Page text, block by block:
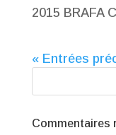
2015 BRAFA
« Entrées
Commentaires